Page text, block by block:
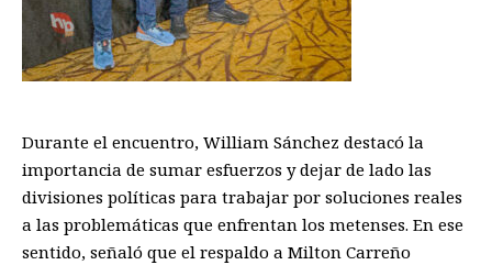
Durante el encuentro, William Sánchez destacó la
importancia de sumar esfuerzos y dejar de lado las
divisiones políticas para trabajar por soluciones reales
a las problemáticas que enfrentan los metenses. En ese
sentido, señaló que el respaldo a Milton Carreño